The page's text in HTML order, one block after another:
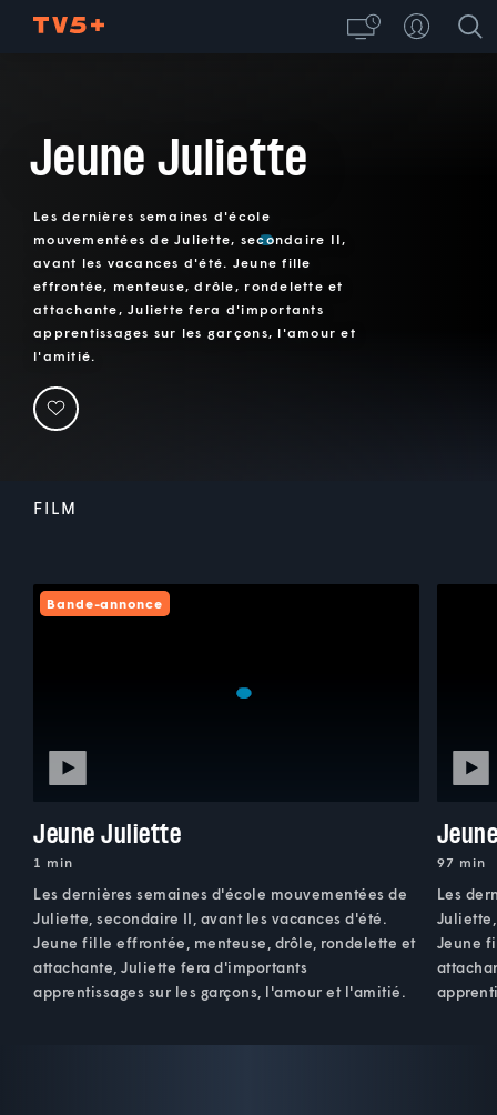
Jeune Juliette
Les dernières semaines d'école
mouvementées de Juliette, secondaire II,
avant les vacances d'été. Jeune fille
effrontée, menteuse, drôle, rondelette et
attachante, Juliette fera d'importants
apprentissages sur les garçons, l'amour et
l'amitié.
FILM
Bande-annonce
Jeune Juliette
1 min
Les dernières semaines d'école mouvementées de
Juliette, secondaire II, avant les vacances d'été.
Jeune fille effrontée, menteuse, drôle, rondelette et
attachante, Juliette fera d'importants
apprentissages sur les garçons, l'amour et l'amitié.
97 min
Les
Jeune